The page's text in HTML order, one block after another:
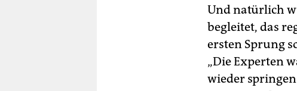
Und natürlich
begleitet, das
ersten Sprung
„Die Experten
wieder springen